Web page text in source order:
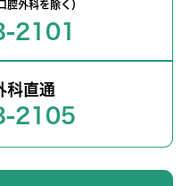
腔外科を除く）
2101
科直通
2105